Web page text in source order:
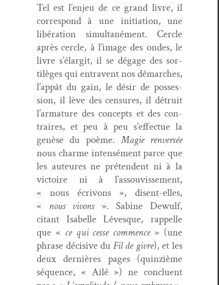
Tel est l’enjeu de ce grand livre, il
cor­re­spond à une ini­ti­a­tion, une
libéra­tion simul­tané­ment. Cer­cle
après cer­cle, à l’image des ondes, le
livre s’élargit, il se dégage des sor­
tilèges qui entra­vent nos démarch­es,
l’appât du gain, le désir de pos­ses­
sion, il lève des cen­sures, il détru­it
l’armature des con­cepts et des con­
traires, et peu à peu s’effectue la
genèse du poème.Magie ren­ver­sée
nous charme inten­sé­ment parce que
les auteures ne pré­ten­dent ni à la
vic­toire ni à l’assouvissement,
« nous écrivons », dis­ent-elles,
« nous vivons». Sabine Dewulf,
citant Isabelle Lévesque, rap­pelle
que « ce qui cesse com­mence» (une
phrase déci­sive du Fil de givre), et les
deux dernières pages (quinz­ième
séquence, « Ailé ») ne con­clu­ent